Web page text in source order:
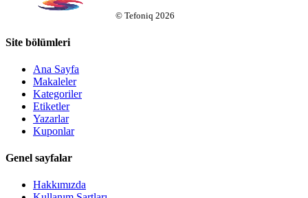
© Tefoniq 2026
Site bölümleri
Ana Sayfa
Makaleler
Kategoriler
Etiketler
Yazarlar
Kuponlar
Genel sayfalar
Hakkımızda